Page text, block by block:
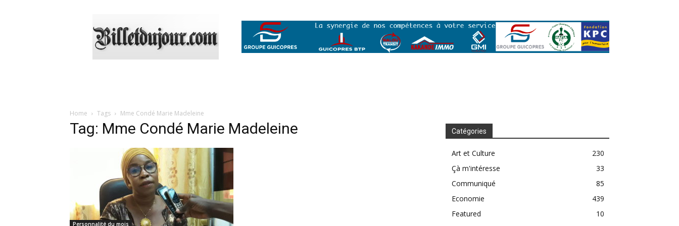
Home Tags Mme Condé Marie Madeleine
Tag: Mme Condé Marie Madeleine
Personnalité du mois
Catégories
Art et Culture
230
Çà m'intéresse
33
Communiqué
85
Economie
439
Featured
10